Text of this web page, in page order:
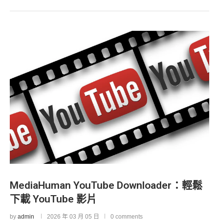
MediaHuman YouTube Downloader：輕鬆
下載 YouTube 影片
by admin 2026 年 03 月 05 日 0 comments